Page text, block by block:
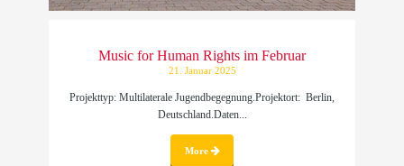
Music for Human Rights im Februar
21. Januar 2025
Projekttyp: Multilaterale Jugendbegegnung.Projektort: Berlin,
Deutschland.Daten...
More